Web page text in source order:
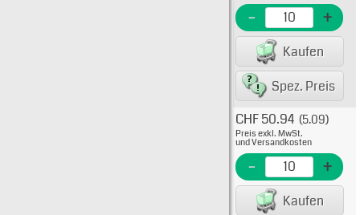
09-
EME
EAN/
- +
Kaufen
Spez. Preis
Typ:
EME
CHF 50.94 (5.09)
Preis exkl. MwSt.
und Versandkosten
- +
Kaufen